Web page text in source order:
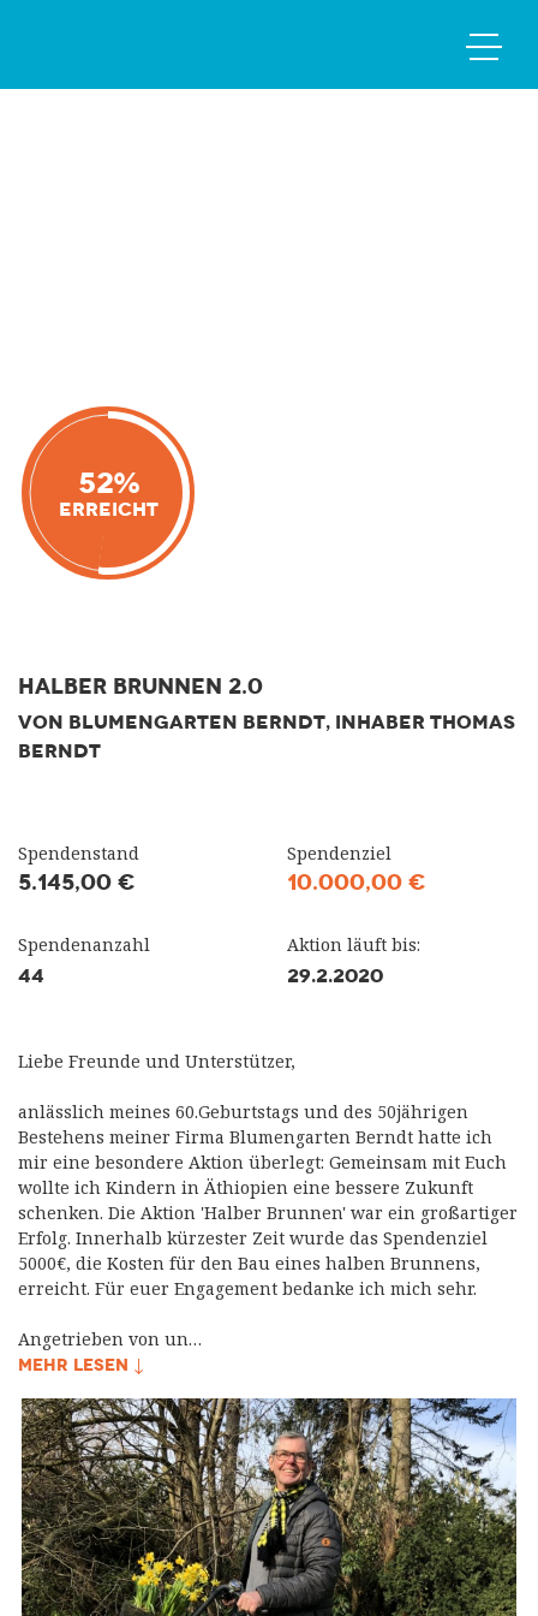
52%
Erreicht
Halber Brunnen 2.0
VON BLUMENGARTEN BERNDT, INHABER THOMAS
BERNDT
Spendenstand
5.145,00 €
Spendenziel
10.000,00 €
Spendenanzahl
44
Aktion läuft bis:
29.2.2020
Liebe Freunde und Unterstützer,
anlässlich meines 60.Geburtstags und des 50jährigen
Bestehens meiner Firma Blumengarten Berndt hatte ich
mir eine besondere Aktion überlegt: Gemeinsam mit Euch
wollte ich Kindern in Äthiopien eine bessere Zukunft
schenken. Die Aktion 'Halber Brunnen' war ein großartiger
Erfolg. Innerhalb kürzester Zeit wurde das Spendenziel
5000€, die Kosten für den Bau eines halben Brunnens,
erreicht. Für euer Engagement bedanke ich mich sehr.
Angetrieben von un…
MEHR LESEN ↓